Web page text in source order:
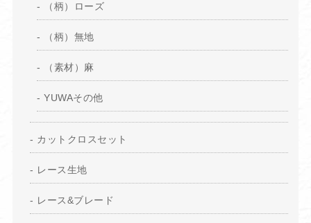
（柄）ローズ
（柄）無地
（素材）麻
YUWAその他
カットクロスセット
レース生地
レース&ブレード